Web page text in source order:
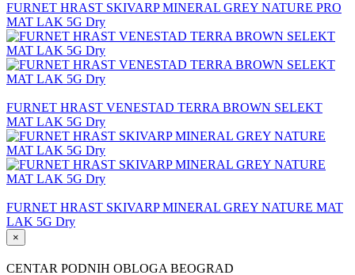
FURNET HRAST SKIVARP MINERAL GREY NATURE PRO
MAT LAK 5G Dry
FURNET HRAST VENESTAD TERRA BROWN SELEKT
MAT LAK 5G Dry
FURNET HRAST SKIVARP MINERAL GREY NATURE MAT
LAK 5G Dry
×
CENTAR PODNIH OBLOGA BEOGRAD